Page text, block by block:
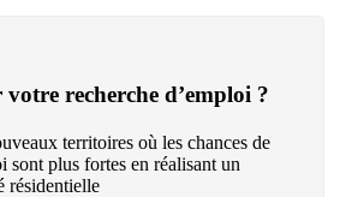
recherche d’emploi ?
territoires où les chances de
sont plus fortes en réalisant un
résidentielle